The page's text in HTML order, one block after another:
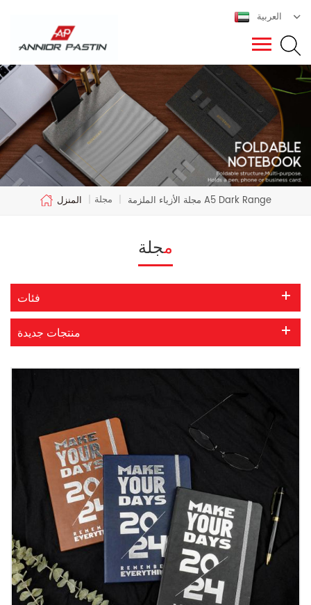
العربية
المنزل | مجلة | مجلة الأزياء الملزمة A5 Dark Range
مجلة
فئات
منتجات جديدة